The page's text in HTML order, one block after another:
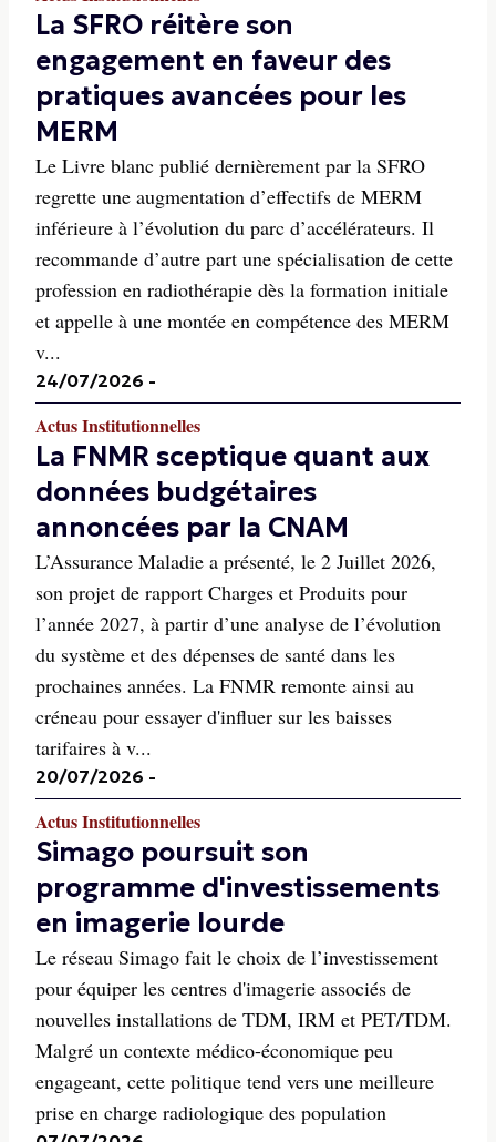
La SFRO réitère son
engagement en faveur des
pratiques avancées pour les
MERM
Le Livre blanc publié dernièrement par la SFRO
regrette une augmentation d’effectifs de MERM
inférieure à l’évolution du parc d’accélérateurs. Il
recommande d’autre part une spécialisation de cette
profession en radiothérapie dès la formation initiale
et appelle à une montée en compétence des MERM
v...
24/07/2026 -
Actus Institutionnelles
La FNMR sceptique quant aux
données budgétaires
annoncées par la CNAM
L’Assurance Maladie a présenté, le 2 Juillet 2026,
son projet de rapport Charges et Produits pour
l’année 2027, à partir d’une analyse de l’évolution
du système et des dépenses de santé dans les
prochaines années. La FNMR remonte ainsi au
créneau pour essayer d'influer sur les baisses
tarifaires à v...
20/07/2026 -
Actus Institutionnelles
Simago poursuit son
programme d'investissements
en imagerie lourde
Le réseau Simago fait le choix de l’investissement
pour équiper les centres d'imagerie associés de
nouvelles installations de TDM, IRM et PET/TDM.
Malgré un contexte médico-économique peu
engageant, cette politique tend vers une meilleure
prise en charge radiologique des population